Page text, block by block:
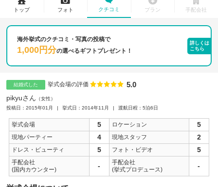
トップ フォト クチコミ プラン 手配会社
海外挙式のクチコミ・写真の投稿で
1,000円分の選べるギフトプレゼント！
詳しくは
こちら
結婚式した 挙式会場の評価 点数
5.0
pikyuさん
女性
投稿日：2015年01月
挙式日：2014年11月 渡航日程：5泊6日
挙式会場 5 ロケーション 5
現地パーティー 4 現地スタッフ 2
ドレス・ビューティ 5 フォト・ビデオ 5
手配会社
(国内カウンター)
-
手配会社
(挙式プロデュース)
-